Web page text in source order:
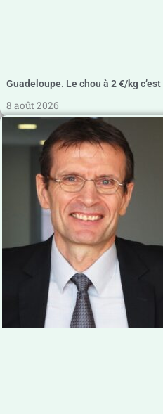
Guadeloupe. Le chou à 2 €/kg
8 août 2026